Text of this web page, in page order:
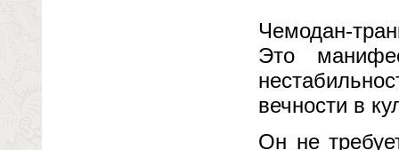
Чемодан-
Это
вечности в
Он не